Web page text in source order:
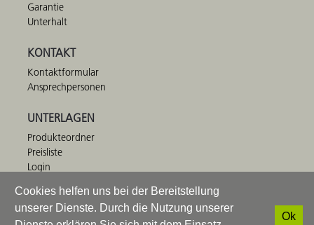
Garantie
Unterhalt
KONTAKT
Kontaktformular
Ansprechpersonen
UNTERLAGEN
Produkteordner
Preisliste
Login
HINNEN Spielplatzgeräte AG
+41 41 672 91 11 info@bimbo.ch